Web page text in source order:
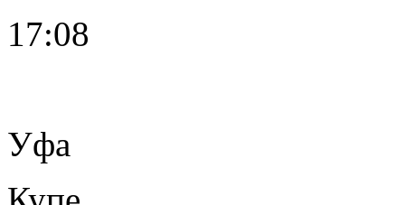
17:08
Уфа